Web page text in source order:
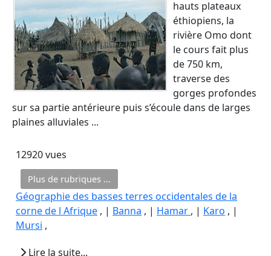
hauts plateaux
éthiopiens, la
rivière Omo dont
le cours fait plus
de 750 km,
traverse des
gorges profondes
sur sa partie antérieure puis s’écoule dans de larges
plaines alluviales ...
12920 vues
Plus de rubriques ...
Géographie des basses terres occidentales de la
corne de l Afrique , | Banna , | Hamar , | Karo , |
Mursi ,
Lire la suite...